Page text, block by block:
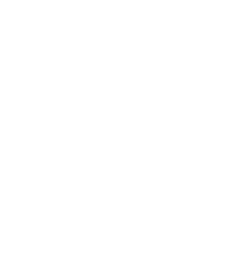
Kettős